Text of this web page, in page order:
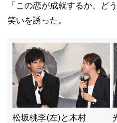
「この恋が成就するか、ど
笑いを誘った。
松坂桃李(左)と木村